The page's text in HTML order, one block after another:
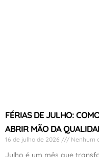
FÉRIAS DE JULHO:
ABRIR MÃO DA
16 de julho de 2026 Nenhum
Julho é um mês que